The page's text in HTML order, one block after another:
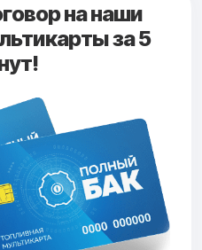
на наши
за 5